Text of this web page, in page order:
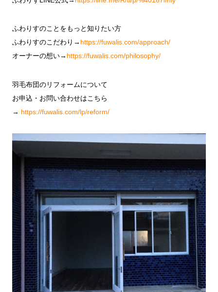
ふわりすのことをもっと知りたい方
ふわりすのこだわり→ https://fuwalis.com/approach/
オーナーの想い→ https://fuwalis.com/philosophy/
羽毛布団のリフォームについて
お申込・お問い合わせはこちら
→ https://fuwalis.com/lp/reform/